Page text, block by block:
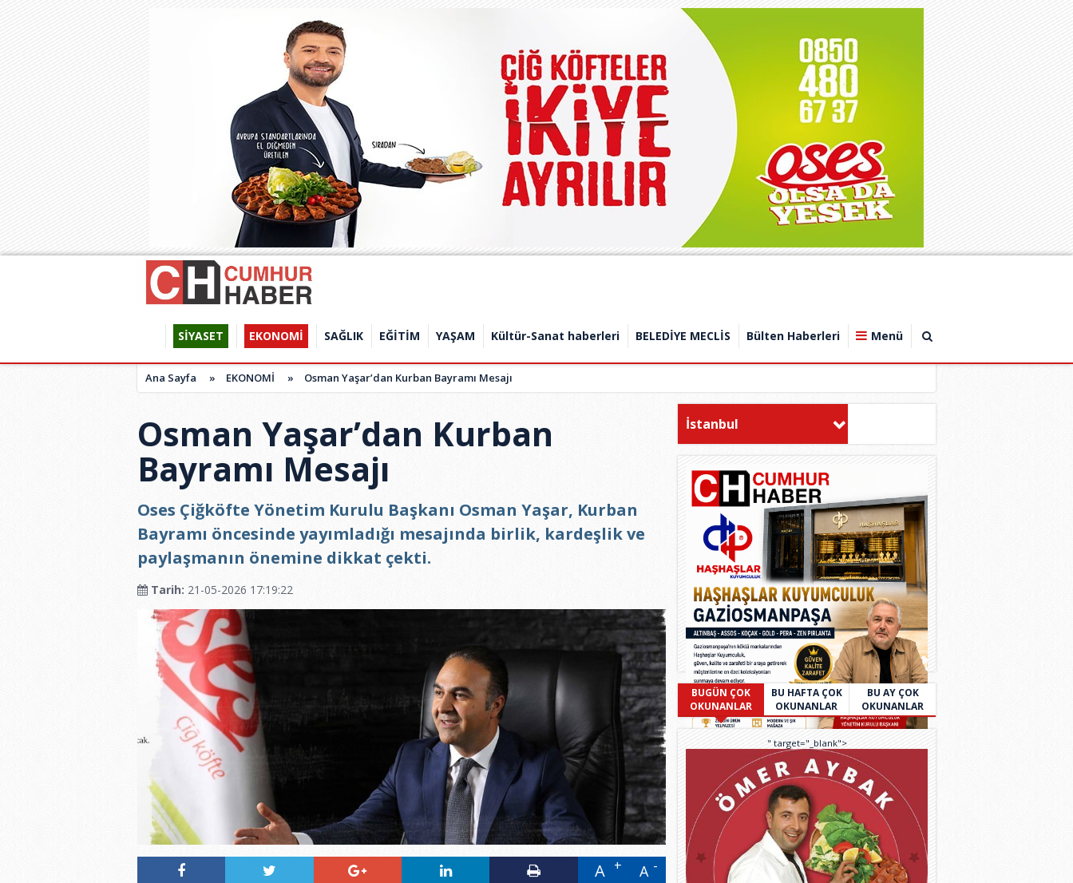
SİYASET EKONOMİ SAĞLIK EĞİTİM YAŞAM Kültür-Sanat haberleri BELEDİYE MECLİS Bülten Haberleri Menü
Ana Sayfa » EKONOMİ » Osman Yaşar’dan Kurban Bayramı Mesajı
Osman Yaşar’dan Kurban
Bayramı Mesajı
Oses Çiğköfte Yönetim Kurulu Başkanı Osman Yaşar, Kurban
Bayramı öncesinde yayımladığı mesajında birlik, kardeşlik ve
paylaşmanın önemine dikkat çekti.
Tarih: 21-05-2026 17:19:22
A A
İstanbul
BUGÜN ÇOK
OKUNANLAR
BU HAFTA ÇOK
OKUNANLAR
BU AY ÇOK
OKUNANLAR
" target="_blank">